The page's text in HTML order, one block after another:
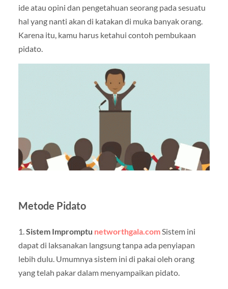
ide atau opini dan pengetahuan seorang pada sesuatu
hal yang nanti akan di katakan di muka banyak orang.
Karena itu, kamu harus ketahui contoh pembukaan
pidato.
Metode Pidato
1.Sistem Impromptu networthgala.comSistem ini
dapat di laksanakan langsung tanpa ada penyiapan
lebih dulu. Umumnya sistem ini di pakai oleh orang
yang telah pakar dalam menyampaikan pidato.